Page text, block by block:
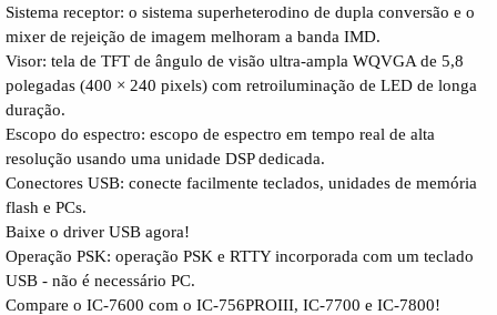
Sistema receptor: o sistema superheterodino de dupla conversão e o
mixer de rejeição de imagem melhoram a banda IMD.
Visor: tela de TFT de ângulo de visão ultra-ampla WQVGA de 5,8
polegadas (400 × 240 pixels) com retroiluminação de LED de longa
duração.
Escopo do espectro: escopo de espectro em tempo real de alta
resolução usando uma unidade DSP dedicada.
Conectores USB: conecte facilmente teclados, unidades de memória
flash e PCs.
Baixe o driver USB agora!
Operação PSK: operação PSK e RTTY incorporada com um teclado
USB - não é necessário PC.
Compare o IC-7600 com o IC-756PROIII, IC-7700 e IC-7800!